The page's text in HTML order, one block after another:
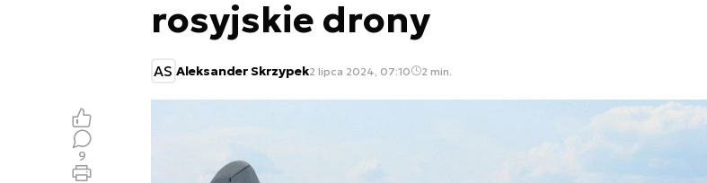
rosyjskie drony
AS Aleksander Skrzypek2 lipca 2024, 07:10 2 min.
9